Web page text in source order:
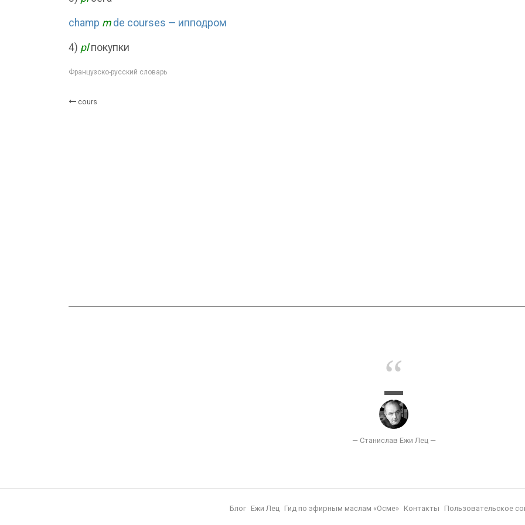
champ mde courses — ипподром
4) plпокупки
Французско-русский словарь
cours
Блог Ежи Лец Гид по эфирным маслам «Осме» Контакты Пользовательское